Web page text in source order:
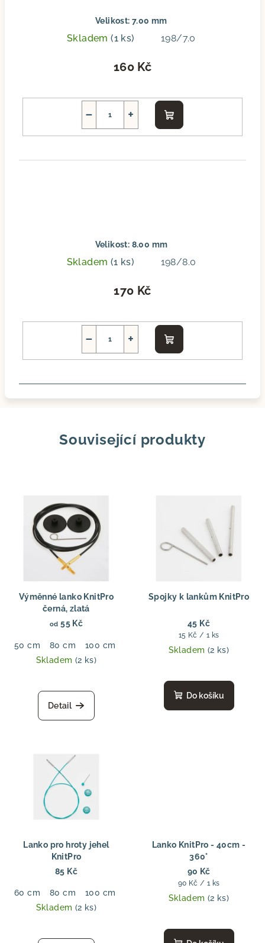
Velikost: 7.00 mm
Skladem(1 ks) 198/7.0
160 Kč
+
−
Do
košíku
Velikost: 8.00 mm
Skladem (1 ks) 198/8.0
170 Kč
+
−
Do
košíku
Související produkty
Výměnné lanko KnitPro
černá, zlatá
od 55 Kč
50 cm 80 cm 100 cm
150 cm
Skladem (2 ks)
Detail
Spojky k lankům KnitPro
45 Kč
Měrná
cena:
15 Kč / 1 ks
Skladem (2 ks)
Do košíku
Lanko pro hroty jehel
KnitPro
85 Kč
60 cm 80 cm 100 cm
150 cm
Skladem (2 ks)
Lanko KnitPro - 40cm -
360°
90 Kč
Měrná
cena:
90 Kč / 1 ks
Skladem (2 ks)